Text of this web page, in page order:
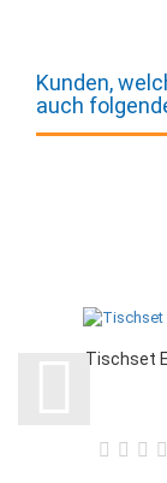
Kunden,
auch
Tischset